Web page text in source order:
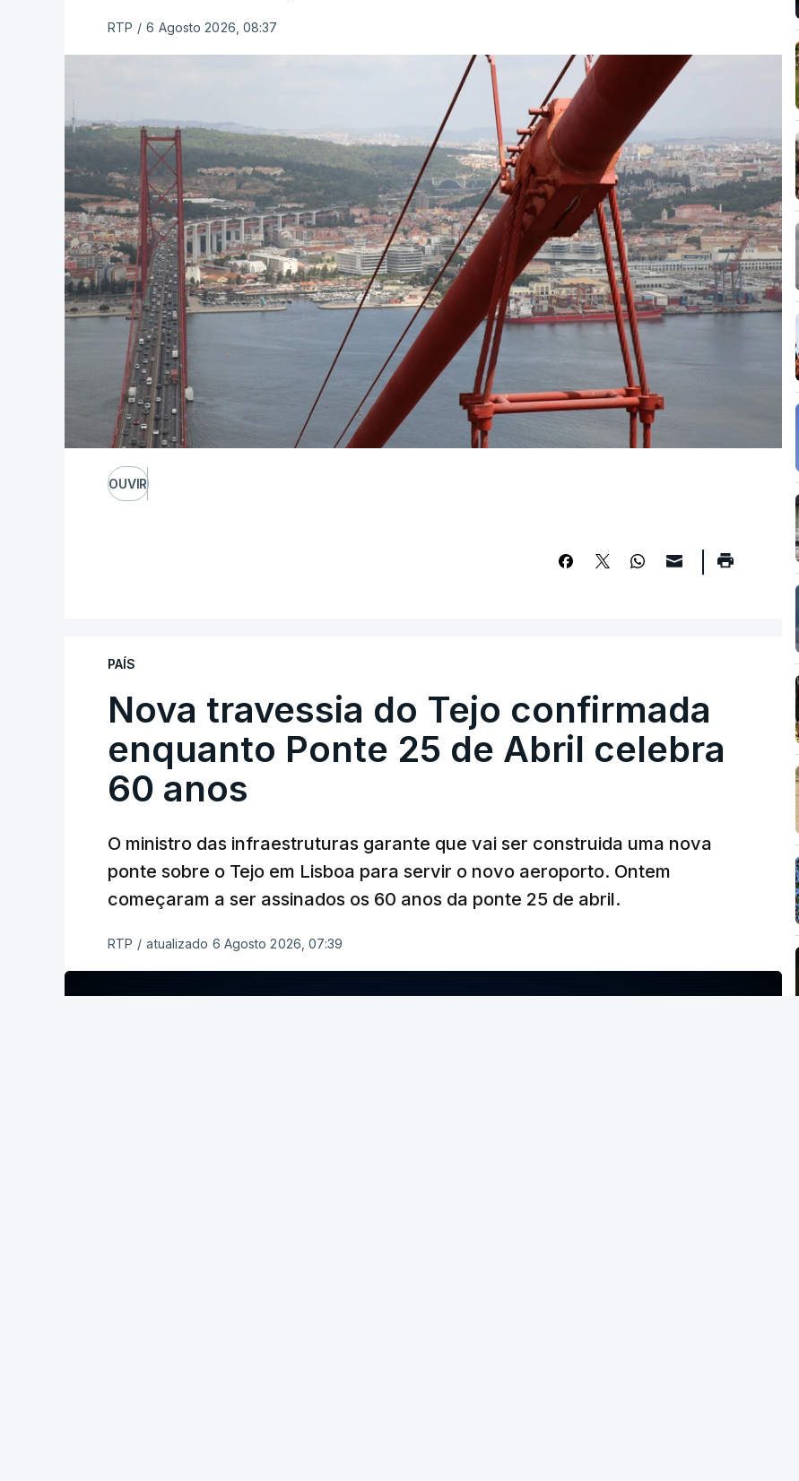
RTP / 6 Agosto 2026, 08:37
OUVIR
PAÍS
Nova travessia do Tejo confirmada
enquanto Ponte 25 de Abril celebra
60 anos
O ministro das infraestruturas garante que vai ser construida uma nova
ponte sobre o Tejo em Lisboa para servir o novo aeroporto. Ontem
começaram a ser assinados os 60 anos da ponte 25 de abril.
RTP / atualizado 6 Agosto 2026, 07:39